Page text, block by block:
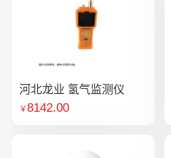
河北龙业 氢气监测仪
￥8142.00